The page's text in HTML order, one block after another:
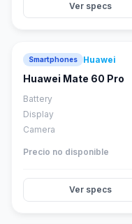
Ver specs
Smartphones Huawei
Huawei Mate 60 Pro
Battery
Display
Camera
Precio no disponible
Ver specs